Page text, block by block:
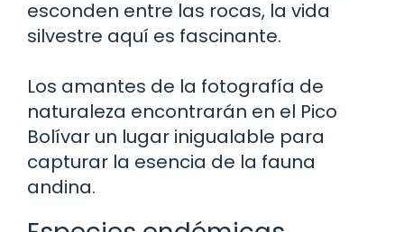
esconden entre las rocas, la vida
silvestre aquí es fascinante.
Los amantes de la fotografía de
naturaleza encontrarán en el Pico
Bolívar un lugar inigualable para
capturar la esencia de la fauna
andina.